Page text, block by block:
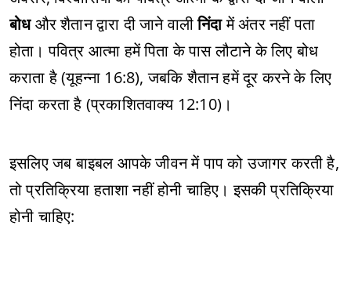
बोधऔर शैतान द्वारा दी जाने वालीनिंदामें अंतर नहीं पता
होता। पवित्र आत्मा हमें पिता के पास लौटाने के लिए बोध
कराता है (यूहन्ना 16:8), जबकि शैतान हमें दूर करने के लिए
निंदा करता है (प्रकाशितवाक्य 12:10)।
इसलिए जब बाइबल आपके जीवन में पाप को उजागर करती है,
तो प्रतिक्रिया हताशा नहीं होनी चाहिए। इसकी प्रतिक्रिया
होनी चाहिए: